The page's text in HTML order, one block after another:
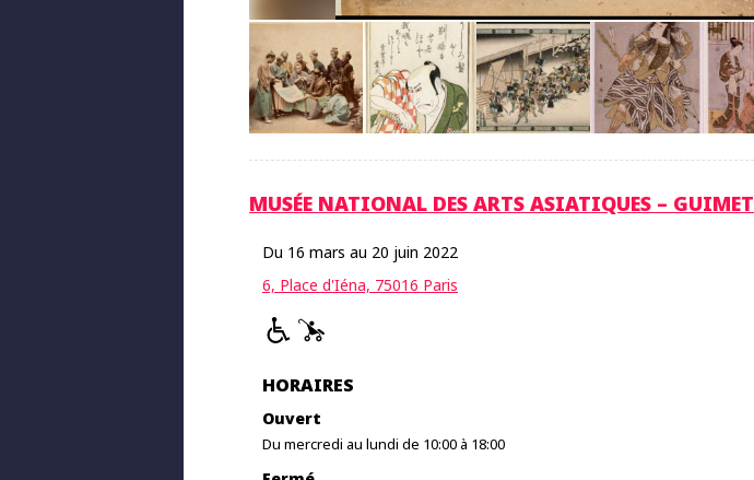
MUSÉE NATIONAL DES ARTS ASIATIQUES – GUIMET
Du 16 mars au 20 juin 2022
6, Place d'Iéna, 75016 Paris
HORAIRES
Ouvert
Du mercredi au lundi de 10:00 à 18:00